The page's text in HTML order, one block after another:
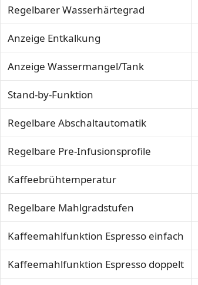
Regelbarer Wasserhärtegrad
Anzeige Entkalkung
Anzeige Wassermangel/Tank
Stand-by-Funktion
Regelbare Abschaltautomatik
Regelbare Pre-Infusionsprofile
Kaffeebrühtemperatur
Regelbare Mahlgradstufen
Kaffeemahlfunktion Espresso einfach
Kaffeemahlfunktion Espresso doppelt